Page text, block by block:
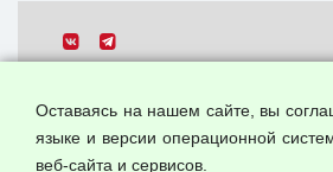
Все права защищены.
Оставаясь на нашем сайте, вы
языке и версии операционной
веб-сайта и сервисов.